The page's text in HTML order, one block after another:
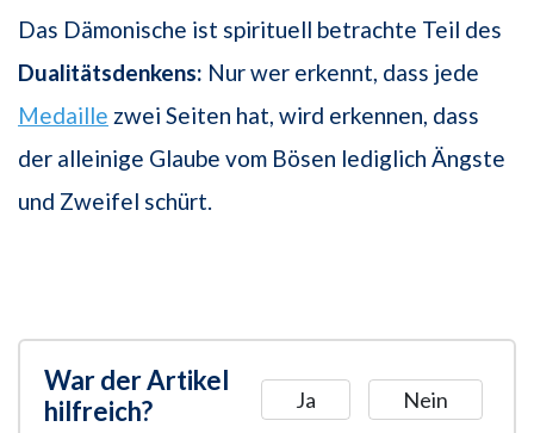
Das Dämonische ist spirituell betrachte Teil des
Dualitätsdenkens: Nur wer erkennt, dass jede
Medaille zwei Seiten hat, wird erkennen, dass
der alleinige Glaube vom Bösen lediglich Ängste
und Zweifel schürt.
War der Artikel
hilfreich?
Ja Nein